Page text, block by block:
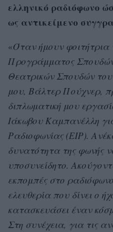
ελληνικό ραδιόφωνο
ως αντικείμενο
«Όταν ήμουν
Προγράμματος
Θεατρικών Σπουδών
μου, Βάλτερ Πούχνερ,
διπλωματική μου
Ιάκωβου Καμπανέλλη
Ραδιοφωνίας (ΕΙΡ).
δυνατότητα της φωνής
υποσυνείδητο.
εκπομπές στο
ελευθερία που δίνει ο
κατασκευάσει έναν
Στη συνέχεια, για τις